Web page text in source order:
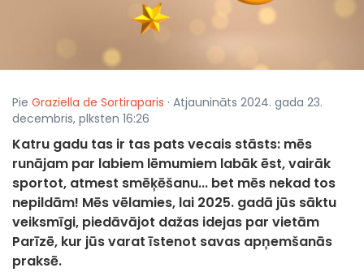
Pie Graziella de Sortiraparis · Atjaunināts 2024. gada 23.
decembris, plksten 16:26
Katru gadu tas ir tas pats vecais stāsts: mēs
runājam par labiem lēmumiem labāk ēst, vairāk
sportot, atmest smēķēšanu... bet mēs nekad tos
nepildām! Mēs vēlamies, lai 2025. gadā jūs sāktu
veiksmīgi, piedāvājot dažas idejas par vietām
Parīzē, kur jūs varat īstenot savas apņemšanās
praksē.